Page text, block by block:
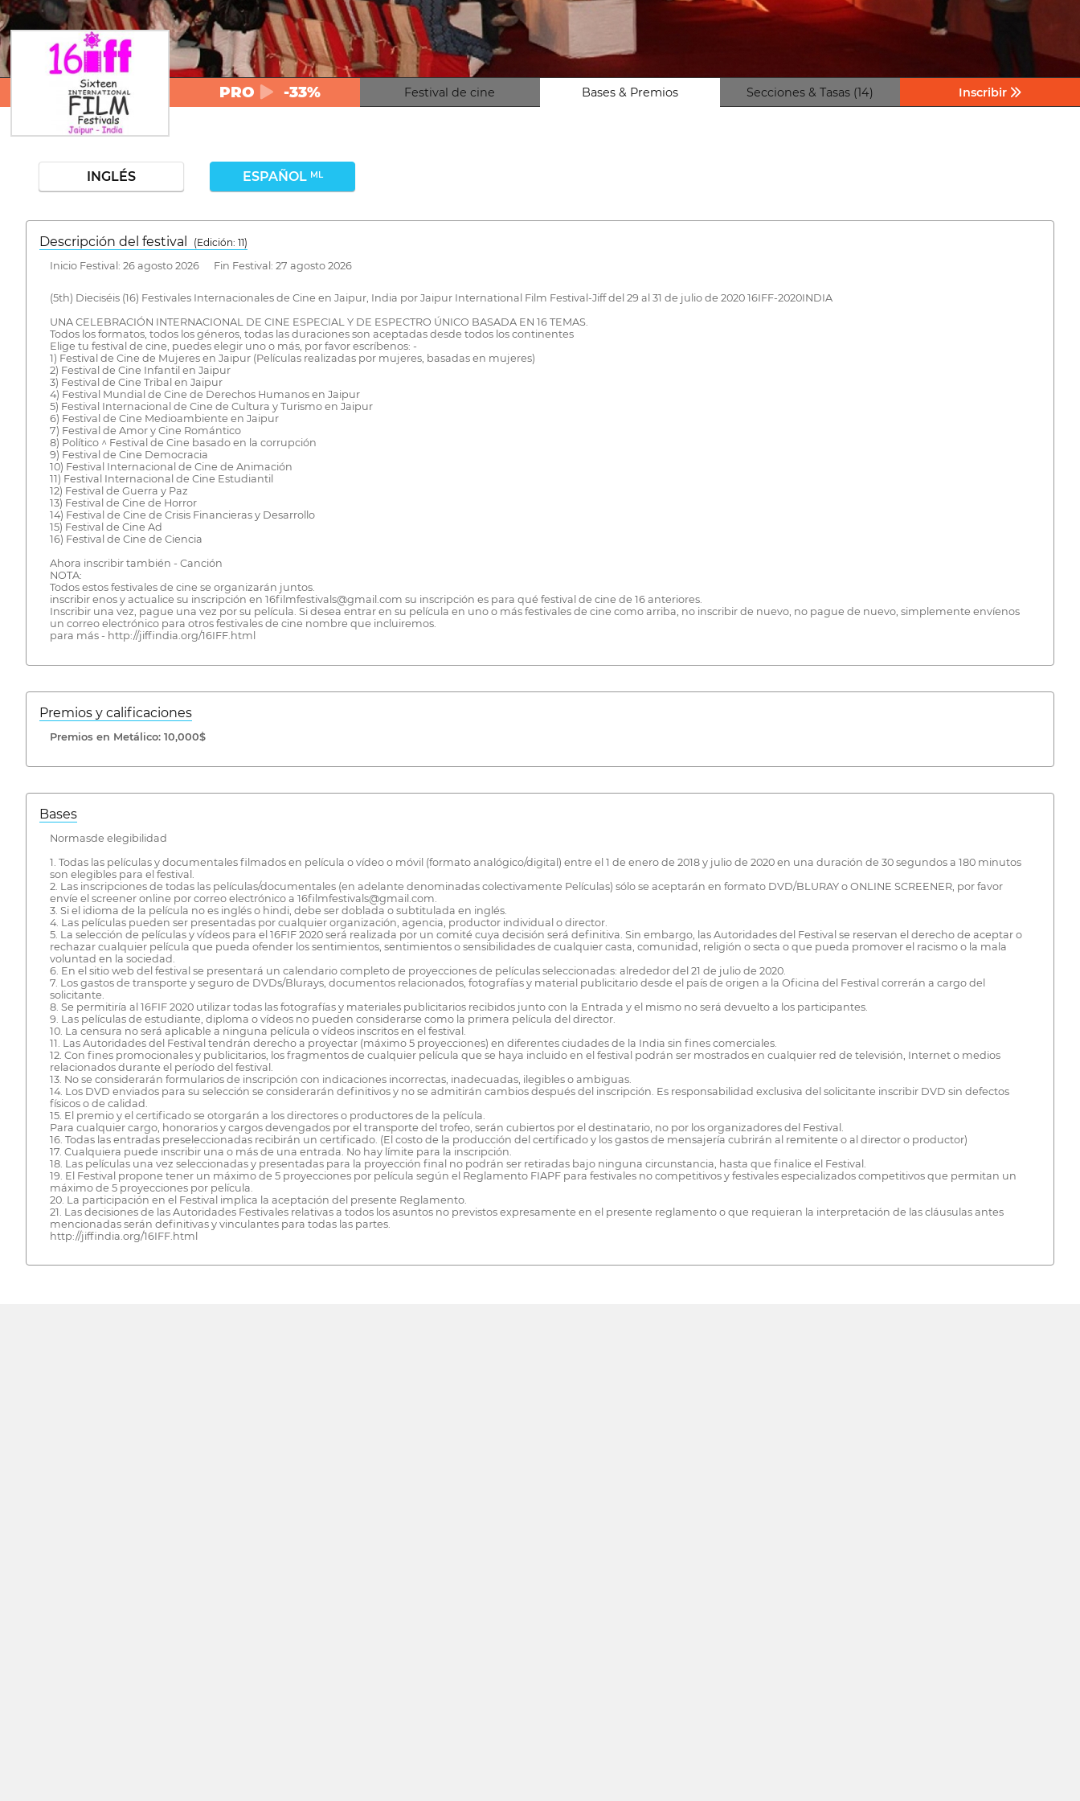
PRO -33% Festival de cine Bases & Premios Secciones & Tasas (14) Inscribir
INGLÉS ESPAÑOL ML
Descripción del festival
( Edición: 11)
Inicio Festival: 26 agosto 2026 Fin Festival: 27 agosto 2026
(5th) Dieciséis (16) Festivales Internacionales de Cine en Jaipur, India por Jaipur International Film Festival-Jiff del 29 al 31 de julio de 2020 16IFF-2020INDIA
UNA CELEBRACIÓN INTERNACIONAL DE CINE ESPECIAL Y DE ESPECTRO ÚNICO BASADA EN 16 TEMAS.
Todos los formatos, todos los géneros, todas las duraciones son aceptadas desde todos los continentes
Elige tu festival de cine, puedes elegir uno o más, por favor escríbenos: -
1) Festival de Cine de Mujeres en Jaipur (Películas realizadas por mujeres, basadas en mujeres)
2) Festival de Cine Infantil en Jaipur
3) Festival de Cine Tribal en Jaipur
4) Festival Mundial de Cine de Derechos Humanos en Jaipur
5) Festival Internacional de Cine de Cultura y Turismo en Jaipur
6) Festival de Cine Medioambiente en Jaipur
7) Festival de Amor y Cine Romántico
8) Político ^ Festival de Cine basado en la corrupción
9) Festival de Cine Democracia
10) Festival Internacional de Cine de Animación
11) Festival Internacional de Cine Estudiantil
12) Festival de Guerra y Paz
13) Festival de Cine de Horror
14) Festival de Cine de Crisis Financieras y Desarrollo
15) Festival de Cine Ad
16) Festival de Cine de Ciencia
Ahora inscribir también - Canción
NOTA:
Todos estos festivales de cine se organizarán juntos.
inscribir enos y actualice su inscripción en 16filmfestivals@gmail.com su inscripción es para qué festival de cine de 16 anteriores.
Inscribir una vez, pague una vez por su película. Si desea entrar en su película en uno o más festivales de cine como arriba, no inscribir de nuevo, no pague de nuevo, simplemente envíenos
un correo electrónico para otros festivales de cine nombre que incluiremos.
para más - http://jiffindia.org/16IFF.html
Premios y calificaciones
Premios en Metálico: 10,000$
Bases
Normasde elegibilidad
1. Todas las películas y documentales filmados en película o vídeo o móvil (formato analógico/digital) entre el 1 de enero de 2018 y julio de 2020 en una duración de 30 segundos a 180 minutos
son elegibles para el festival.
2. Las inscripciones de todas las películas/documentales (en adelante denominadas colectivamente Películas) sólo se aceptarán en formato DVD/BLURAY o ONLINE SCREENER, por favor
envíe el screener online por correo electrónico a 16filmfestivals@gmail.com.
3. Si el idioma de la película no es inglés o hindi, debe ser doblada o subtitulada en inglés.
4. Las películas pueden ser presentadas por cualquier organización, agencia, productor individual o director.
5. La selección de películas y vídeos para el 16FIF 2020 será realizada por un comité cuya decisión será definitiva. Sin embargo, las Autoridades del Festival se reservan el derecho de aceptar o
rechazar cualquier película que pueda ofender los sentimientos, sentimientos o sensibilidades de cualquier casta, comunidad, religión o secta o que pueda promover el racismo o la mala
voluntad en la sociedad.
6. En el sitio web del festival se presentará un calendario completo de proyecciones de películas seleccionadas: alrededor del 21 de julio de 2020.
7. Los gastos de transporte y seguro de DVDs/Blurays, documentos relacionados, fotografías y material publicitario desde el país de origen a la Oficina del Festival correrán a cargo del
solicitante.
8. Se permitiría al 16FIF 2020 utilizar todas las fotografías y materiales publicitarios recibidos junto con la Entrada y el mismo no será devuelto a los participantes.
9. Las películas de estudiante, diploma o vídeos no pueden considerarse como la primera película del director.
10. La censura no será aplicable a ninguna película o vídeos inscritos en el festival.
11. Las Autoridades del Festival tendrán derecho a proyectar (máximo 5 proyecciones) en diferentes ciudades de la India sin fines comerciales.
12. Con fines promocionales y publicitarios, los fragmentos de cualquier película que se haya incluido en el festival podrán ser mostrados en cualquier red de televisión, Internet o medios
relacionados durante el período del festival.
13. No se considerarán formularios de inscripción con indicaciones incorrectas, inadecuadas, ilegibles o ambiguas.
14. Los DVD enviados para su selección se considerarán definitivos y no se admitirán cambios después del inscripción. Es responsabilidad exclusiva del solicitante inscribir DVD sin defectos
físicos o de calidad.
15. El premio y el certificado se otorgarán a los directores o productores de la película.
Para cualquier cargo, honorarios y cargos devengados por el transporte del trofeo, serán cubiertos por el destinatario, no por los organizadores del Festival.
16. Todas las entradas preseleccionadas recibirán un certificado. (El costo de la producción del certificado y los gastos de mensajería cubrirán al remitente o al director o productor)
17. Cualquiera puede inscribir una o más de una entrada. No hay límite para la inscripción.
18. Las películas una vez seleccionadas y presentadas para la proyección final no podrán ser retiradas bajo ninguna circunstancia, hasta que finalice el Festival.
19. El Festival propone tener un máximo de 5 proyecciones por película según el Reglamento FIAPF para festivales no competitivos y festivales especializados competitivos que permitan un
máximo de 5 proyecciones por película.
20. La participación en el Festival implica la aceptación del presente Reglamento.
21. Las decisiones de las Autoridades Festivales relativas a todos los asuntos no previstos expresamente en el presente reglamento o que requieran la interpretación de las cláusulas antes
mencionadas serán definitivas y vinculantes para todas las partes.
http://jiffindia.org/16IFF.html